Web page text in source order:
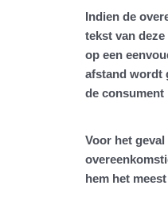
Indien de
tekst van
op een
afstand wordt
de
Voor het
hem het